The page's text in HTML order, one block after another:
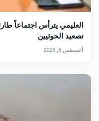
العليمي يترأس اجتماعاً
تصعيد الحوثيين
أغسطس 8, 2026